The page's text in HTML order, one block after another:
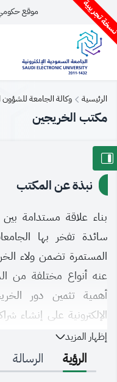
تجريبية موقع
الرئيسية وكالة الجامعة للشؤون
مكتب الخريجين
نبذة عن المكتب
بناء علاقة مستدامة
سائدة تفخر بها
المستمرة تضمن ولاء
عنه أنواع مختلفة من
أهمية تثمين دور
الإلكترونية على إنشاء
من جانب، وبين الخريجين
مكانة الجامعة
إيجابا على جهود التنمية
إظهار المزيد
الرؤية الرسالة